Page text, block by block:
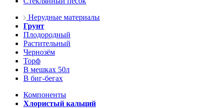
Нерудные материалы
Грунт
Плодородный
Растительный
Чернозём
Торф
В мешках 50л
В биг-бегах
Компоненты
Хлористый кальций